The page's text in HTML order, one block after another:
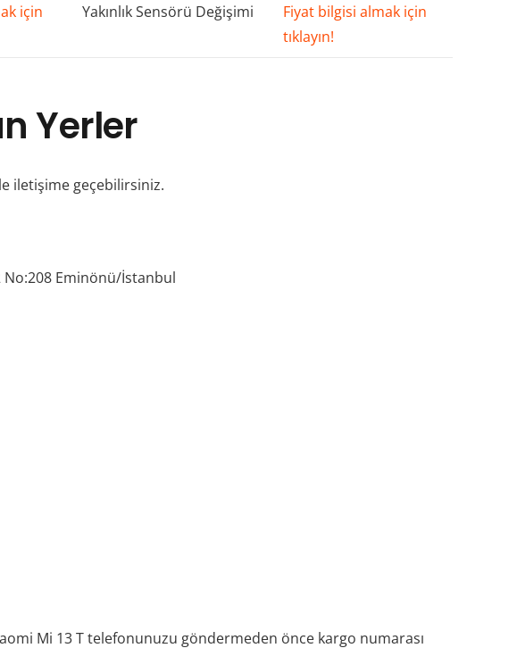
için
Yakınlık Sensörü Değişimi
Fiyat bilgisi almak için
tıklayın!
Yerler
iletişime geçebilirsiniz.
Eminönü/İstanbul
Mi 13 T telefonunuzu göndermeden önce kargo numarası